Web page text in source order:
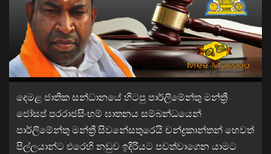
දෙමළ ජාතික සන්ධානයේ හිටපු පාර්ලිමේන්තු මන්ත්‍රී
ජෝසප් පරරාජසිංහම් ඝාතනය සම්බන්ධයෙන්
පාර්ලිමේන්තු මන්ත්‍රී සිවනේසතුරෙයි චන්ද්‍රකාන්තන් හෙවත්
පිල්ලයාන්ට එරෙහි නඩුව ඉදිරියට පවත්වාගෙන යාමට